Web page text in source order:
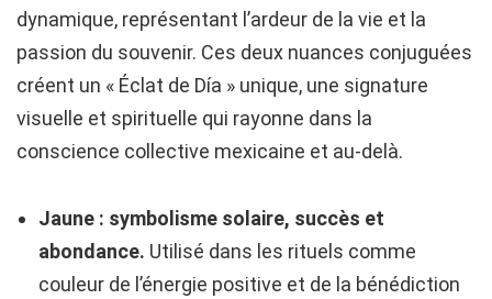
dynamique, représentant l’ardeur de la vie et la
passion du souvenir. Ces deux nuances conjuguées
créent un « Éclat de Día » unique, une signature
visuelle et spirituelle qui rayonne dans la
conscience collective mexicaine et au-delà.
Jaune : symbolisme solaire, succès et
abondance. Utilisé dans les rituels comme
couleur de l’énergie positive et de la bénédiction